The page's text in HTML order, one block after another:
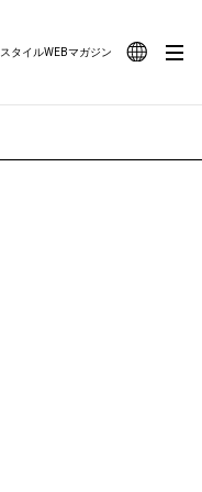
タイルWEBマガジン